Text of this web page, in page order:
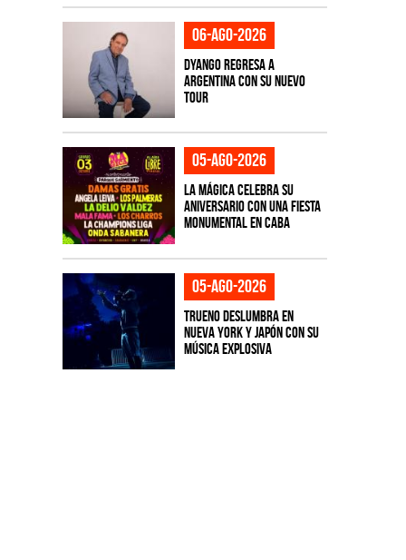
06-ago-2026
Dyango regresa a
Argentina con su nuevo
tour
05-ago-2026
La Mágica celebra su
aniversario con una fiesta
monumental en CABA
05-ago-2026
TRUENO deslumbra en
Nueva York y Japón con su
música explosiva